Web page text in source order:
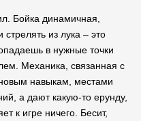
Бойка динамичная,
из лука – это
в нужные точки
Механика, связанная с
навыкам, местами
а дают какую-то ерунду,
к игре ничего. Бесит,